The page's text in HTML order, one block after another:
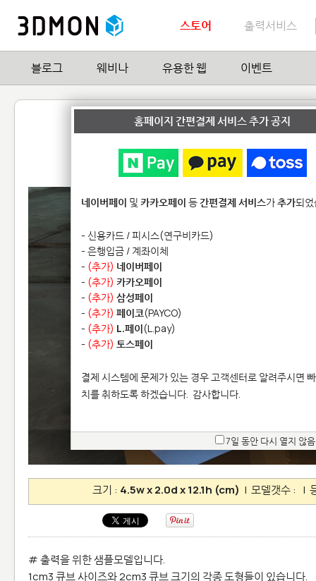
스토어 출력서비스
블로그 웨비나 유용한 웹 이벤트
(Free) Primitives for
unklegom 0| Hit14,738
크기 : 4.5w x 2.0d x 12.1h (cm) | 모델갯수 : |
# 출력을 위한 샘플모델입니다.
1cm3 큐브 사이즈와 2cm3 큐브 크기의 각종 도형들이 있습니다.
홈페이지 간편결제 서비스 추가 공지
네이버페이 및 카카오페이 등간편결제 서비스가추가되
- 신용카드 / 피시스(연구비카드)
- 은행입금 / 계좌이체
- (추가) 네이버페이
- (추가) 카카오페이
- (추가) 삼성페이
- (추가) 페이코(PAYCO)
- (추가) L.페이(L.pay)
- (추가) 토스페이
결제 시스템에 문제가 있는 경우 고객센터로 알려주시면
치를 취하도록 하겠습니다. 감사합니다.
7일 동안 다시 열지 않음